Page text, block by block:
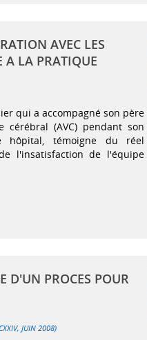
AVEC LES
A LA PRATIQUE
qui a accompagné son père
cérébral (AVC) pendant son
hôpital, témoigne du réel
l'insatisfaction de l'équipe
D'UN PROCES POUR
JUIN 2008)